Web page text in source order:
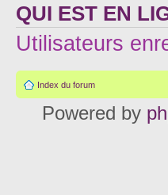
QUI EST EN
Utilisateurs
Index du forum
Powered by